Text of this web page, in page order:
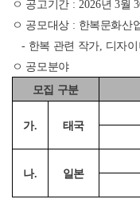
ㅇ 공고기간 : 2026년 3월
ㅇ 공모대상 : 한복문화산
- 한복 관련 작가, 디자이
ㅇ 공모분야
모집 구분
가. 태국
나. 일본